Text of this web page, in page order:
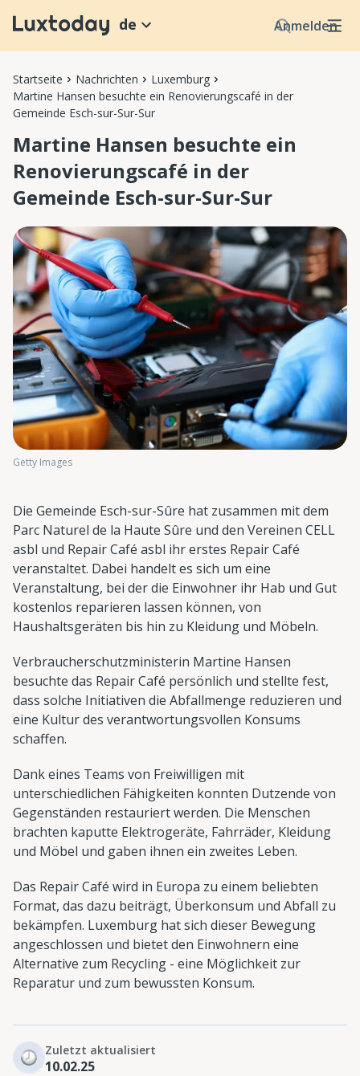
Anmelden
de
Startseite Nachrichten
Luxemburg
Martine Hansen besuchte ein Renovierungscafé in der
Gemeinde Esch-sur-Sur-Sur
Martine Hansen besuchte ein
Renovierungscafé in der
Gemeinde Esch-sur-Sur-Sur
Getty Images
Die Gemeinde Esch-sur-Sûre hat zusammen mit dem
Parc Naturel de la Haute Sûre und den Vereinen CELL
asbl und Repair Café asbl ihr erstes Repair Café
veranstaltet. Dabei handelt es sich um eine
Veranstaltung, bei der die Einwohner ihr Hab und Gut
kostenlos reparieren lassen können, von
Haushaltsgeräten bis hin zu Kleidung und Möbeln.
Verbraucherschutzministerin Martine Hansen
besuchte das Repair Café persönlich und stellte fest,
dass solche Initiativen die Abfallmenge reduzieren und
eine Kultur des verantwortungsvollen Konsums
schaffen.
Dank eines Teams von Freiwilligen mit
unterschiedlichen Fähigkeiten konnten Dutzende von
Gegenständen restauriert werden. Die Menschen
brachten kaputte Elektrogeräte, Fahrräder, Kleidung
und Möbel und gaben ihnen ein zweites Leben.
Das Repair Café wird in Europa zu einem beliebten
Format, das dazu beiträgt, Überkonsum und Abfall zu
bekämpfen. Luxemburg hat sich dieser Bewegung
angeschlossen und bietet den Einwohnern eine
Alternative zum Recycling - eine Möglichkeit zur
Reparatur und zum bewussten Konsum.
Zuletzt aktualisiert
10.02.25